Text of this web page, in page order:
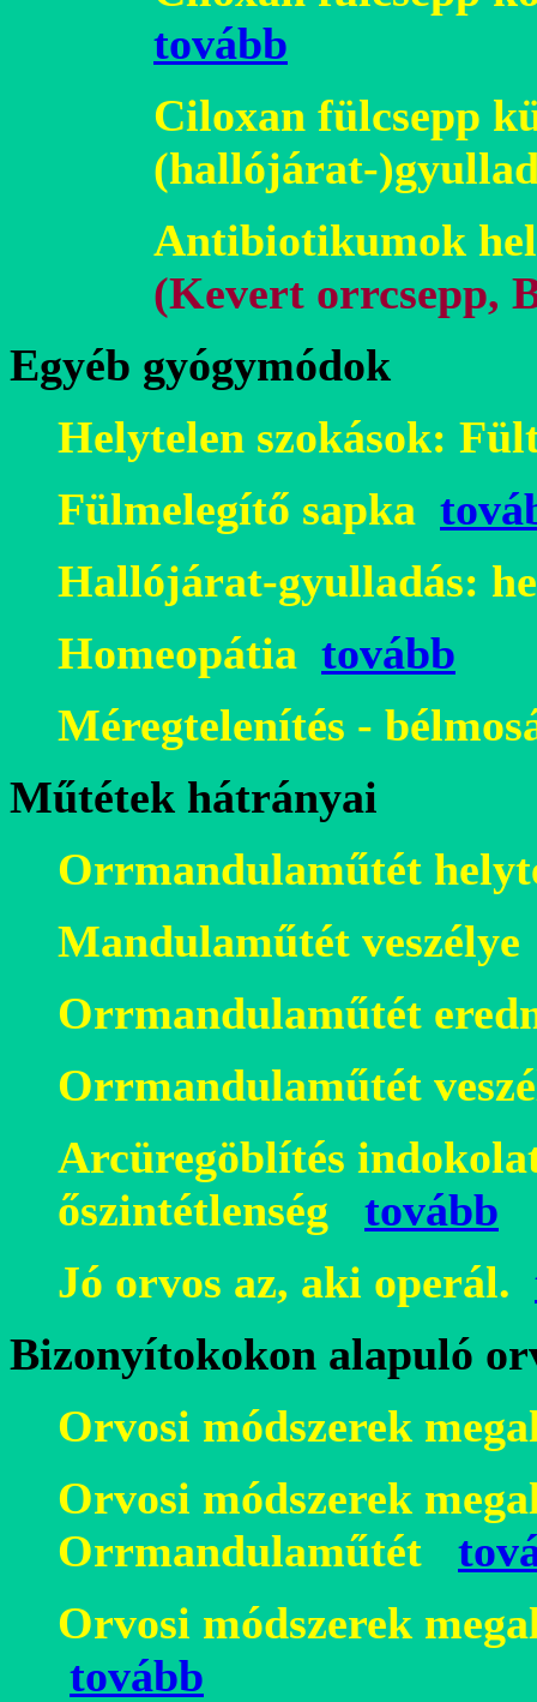
tovább
Ciloxan fülcsepp
(hallójárat-
Antibiotikumok
(Kevert orrcsepp,
Egyéb gyógymódok
Helytelen szokások:
Fülmelegítő sapka
Hallójárat-gyulladás:
Homeopátia tovább
Méregtelenítés -
Műtétek hátrányai
Orrmandulaműtét
Mandulaműtét veszélye
Orrmandulaműtét
Orrmandulaműtét
Arcüregöblítés
őszintétlenség
tovább
Jó orvos az, aki operál.
Bizonyítokokon alapuló
Orvosi módszerek
Orvosi módszerek
Orrmandulaműtét
Orvosi módszerek
tovább